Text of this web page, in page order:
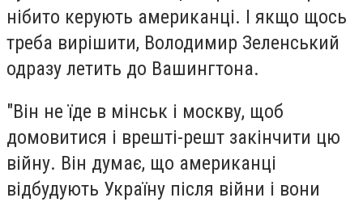
нібито керують американці. І якщо щось
треба вирішити, Володимир Зеленський
одразу летить до Вашингтона.
"Він не їде в мінськ і москву, щоб
домовитися і врешті-решт закінчити цю
війну. Він думає, що американці
відбудують Україну після війни і вони